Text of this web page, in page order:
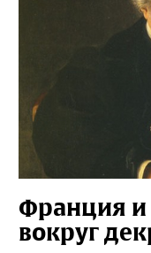
Франция
вокруг